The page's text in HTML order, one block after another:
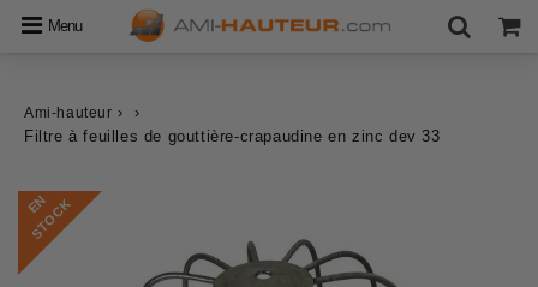
Menu
Ami-hauteur ›
›
Filtre à feuilles de gouttière-crapaudine en zinc dev 33
E
N
S
T
O
C
K